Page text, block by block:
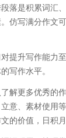
落是积累词汇
仿写满分作文
提升写作能力
写作水平。
解更多优秀的
意、素材使用
的价值，日积